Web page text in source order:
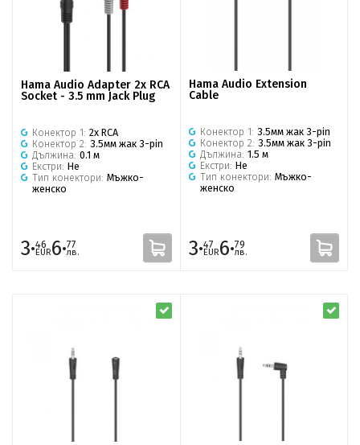
Hama Audio Adapter 2x RCA
Socket - 3.5 mm Jack Plug
Конектор 1: 2x RCA
Конектор 2: 3.5мм жак 3-pin
Дължина: 0.1 м
Екстри: Не
Тип конектори: Мъжко-
женско
3·46
EUR6·77
лв.
Hama Audio Extension
Cable
Конектор 1: 3.5мм жак 3-pin
Конектор 2: 3.5мм жак 3-pin
Дължина: 1.5 м
Екстри: Не
Тип конектори: Мъжко-
женско
3·47
EUR6·79
лв.